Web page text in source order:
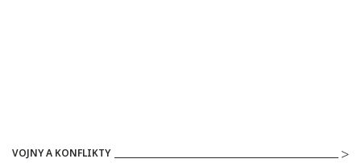
VOJNY A KONFLIKTY